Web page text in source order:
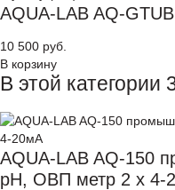
AQUA-LAB AQ-
10 500 руб.
В корзину
В этой категории
AQUA-LAB AQ-150
pH, ОВП метр 2 х 4-